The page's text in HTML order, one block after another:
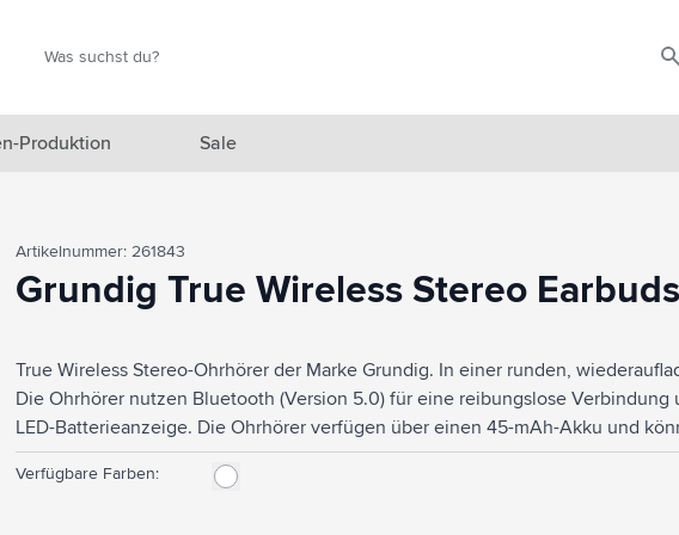
anzeigen
anzeigen
& Reisen anzeigen
& Wohnen anzeigen
anzeigen
Produktion Sale
Artikelnummer: 261843
Grundig True Wireless Stereo
True Wireless Stereo-Ohrhörer der Marke Grundig. In einer runden,
Die Ohrhörer nutzen Bluetooth (Version 5.0) für eine reibungslose
LED-Batterieanzeige. Die Ohrhörer verfügen über einen 45-mAh-Akku und
im 350-mAh-Ladeetui wieder aufgeladen werden. Maximale Spielzeit von 3
Mit hervorragender Klangwiedergabe, einstellbarer Lautstärke, Autopairing zur
Verfügbare Farben: